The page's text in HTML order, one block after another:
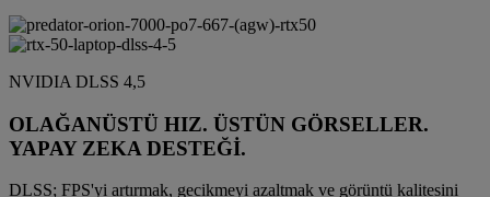
NVIDIA DLSS 4,5
OLAĞANÜSTÜ HIZ. ÜSTÜN GÖRSELLER.
YAPAY ZEKA DESTEĞİ.
DLSS; FPS'yi artırmak, gecikmeyi azaltmak ve görüntü kalitesini